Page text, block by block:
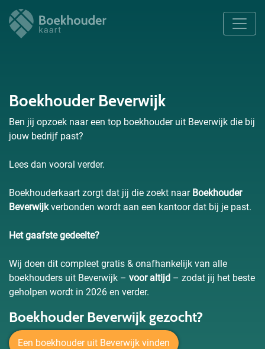
Boekhouder Beverwijk
Ben jij opzoek naar een top boekhouder uit Beverwijk die bij
jouw bedrijf past?
Lees dan vooral verder.
Boekhouderkaart zorgt dat jij die zoekt naar Boekhouder
Beverwijkverbonden wordt aan een kantoor dat bij je past.
Het gaafste gedeelte?
Wij doen dit compleet gratis & onafhankelijk van alle
boekhouders uit Beverwijk – voor altijd – zodat jij het beste
geholpen wordt in 2026 en verder.
Boekhouder Beverwijk gezocht?
Een boekhouder uit Beverwijk vinden